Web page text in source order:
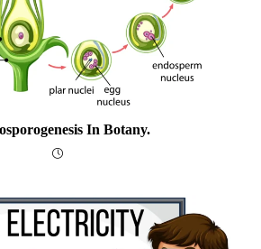
In Botany.